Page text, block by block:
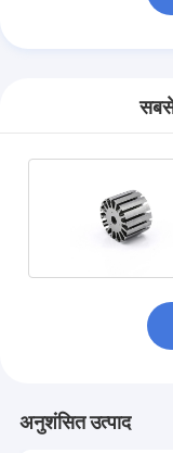
सबसे
अनुशंसित उत्पाद